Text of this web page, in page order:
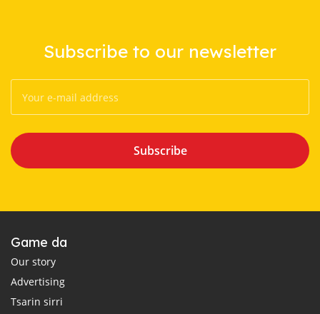
Subscribe to our newsletter
Subscribe
Game da
Our story
Advertising
Tsarin sirri